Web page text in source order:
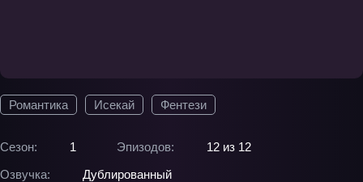
Романтика Исекай Фентези
Сезон: 1 Эпизодов:
12 из 12
Озвучка:
Дублированный